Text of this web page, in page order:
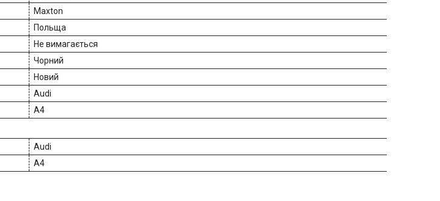
Maxton
Польща
Не вимагається
Чорний
Новий
Audi
A4
Audi
A4